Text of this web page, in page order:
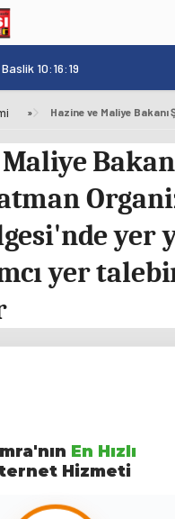
10:16:19
»
yer
yer
En Hızlı
Hizmeti